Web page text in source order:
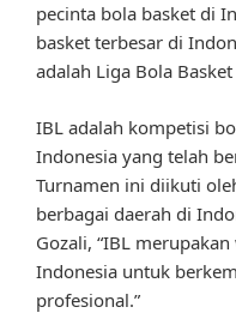
pecinta bola basket di
basket terbesar di
adalah Liga Bola
IBL adalah kompetisi
Indonesia yang telah
Turnamen ini diikuti
berbagai daerah di
Gozali, “IBL
Indonesia untuk
profesional.”